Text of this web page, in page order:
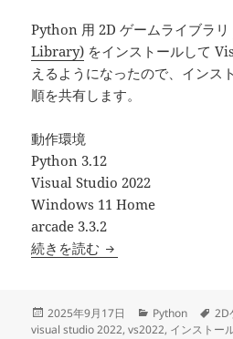
Python 用 2D ゲームライブラリ
Library) をインストールして
えるようになったので、インス
順を共有します。
動作環境
Python 3.12
Visual Studio 2022
Windows 11 Home
arcade 3.3.2
続きを読む 【Python 3.10】2D
投
稿
2025年9月17日
カ
テ
Python
タ
グ
2D
visual studio 2022,vs2022, インストー